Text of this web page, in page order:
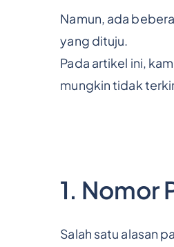
Namun, ada
yang dituju.
Pada artikel ini,
mungkin tidak
1. Nomor
Salah satu alasan